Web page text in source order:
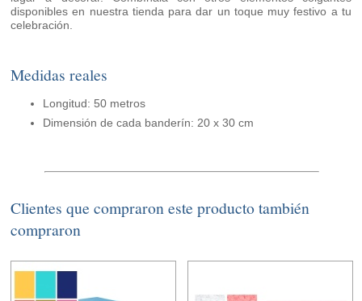
disponibles en nuestra tienda para dar un toque muy festivo a tu
celebración.
Medidas reales
Longitud: 50 metros
Dimensión de cada banderín: 20 x 30 cm
Clientes que compraron este producto también
compraron